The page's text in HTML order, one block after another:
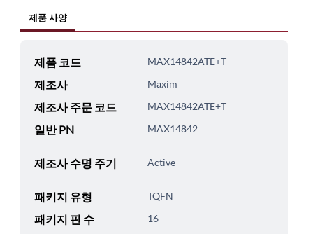
제품 사양
제품 코드 MAX14842ATE+T
제조사 Maxim
제조사 주문 코드 MAX14842ATE+T
일반 PN MAX14842
제조사 수명 주기 Active
패키지 유형 TQFN
패키지 핀 수 16